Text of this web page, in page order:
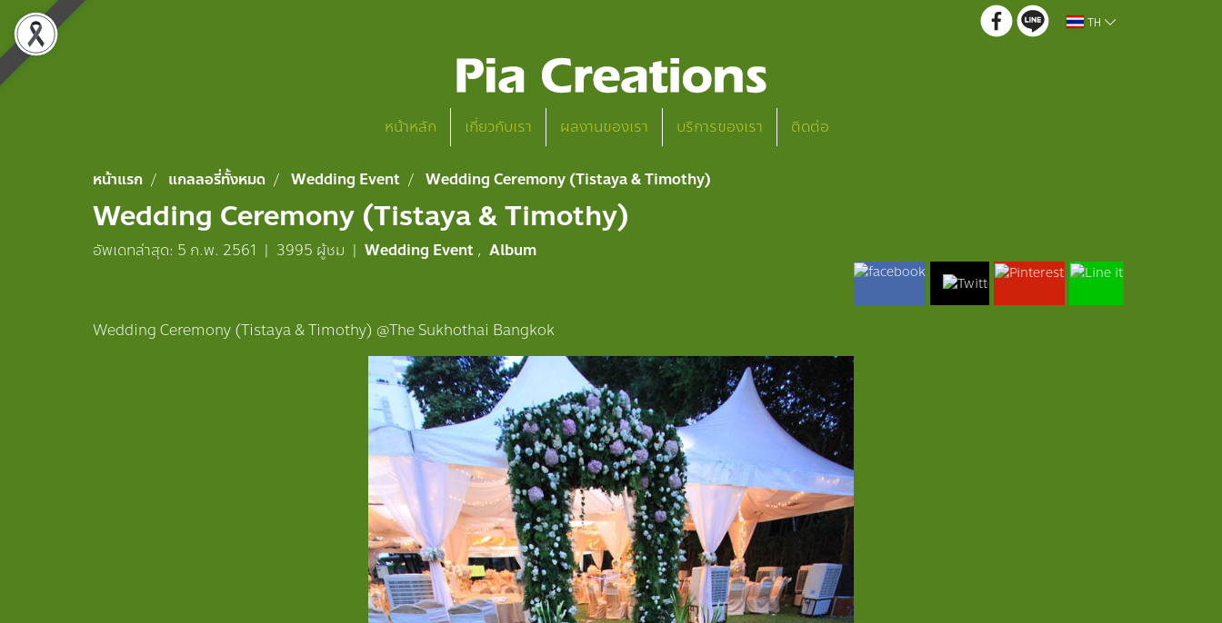
TH
หน้าหลัก เกี่ยวกับเรา ผลงานของเรา บริการของเรา ติดต่อ
หน้าแรก แกลลอรี่ทั้งหมด Wedding Event Wedding Ceremony (Tistaya & Timothy)
Wedding Ceremony (Tistaya & Timothy)
อัพเดทล่าสุด: 5 ก.พ. 2561 | 3995 ผู้ชม | Wedding Event , Album
Wedding Ceremony (Tistaya & Timothy) @The Sukhothai Bangkok